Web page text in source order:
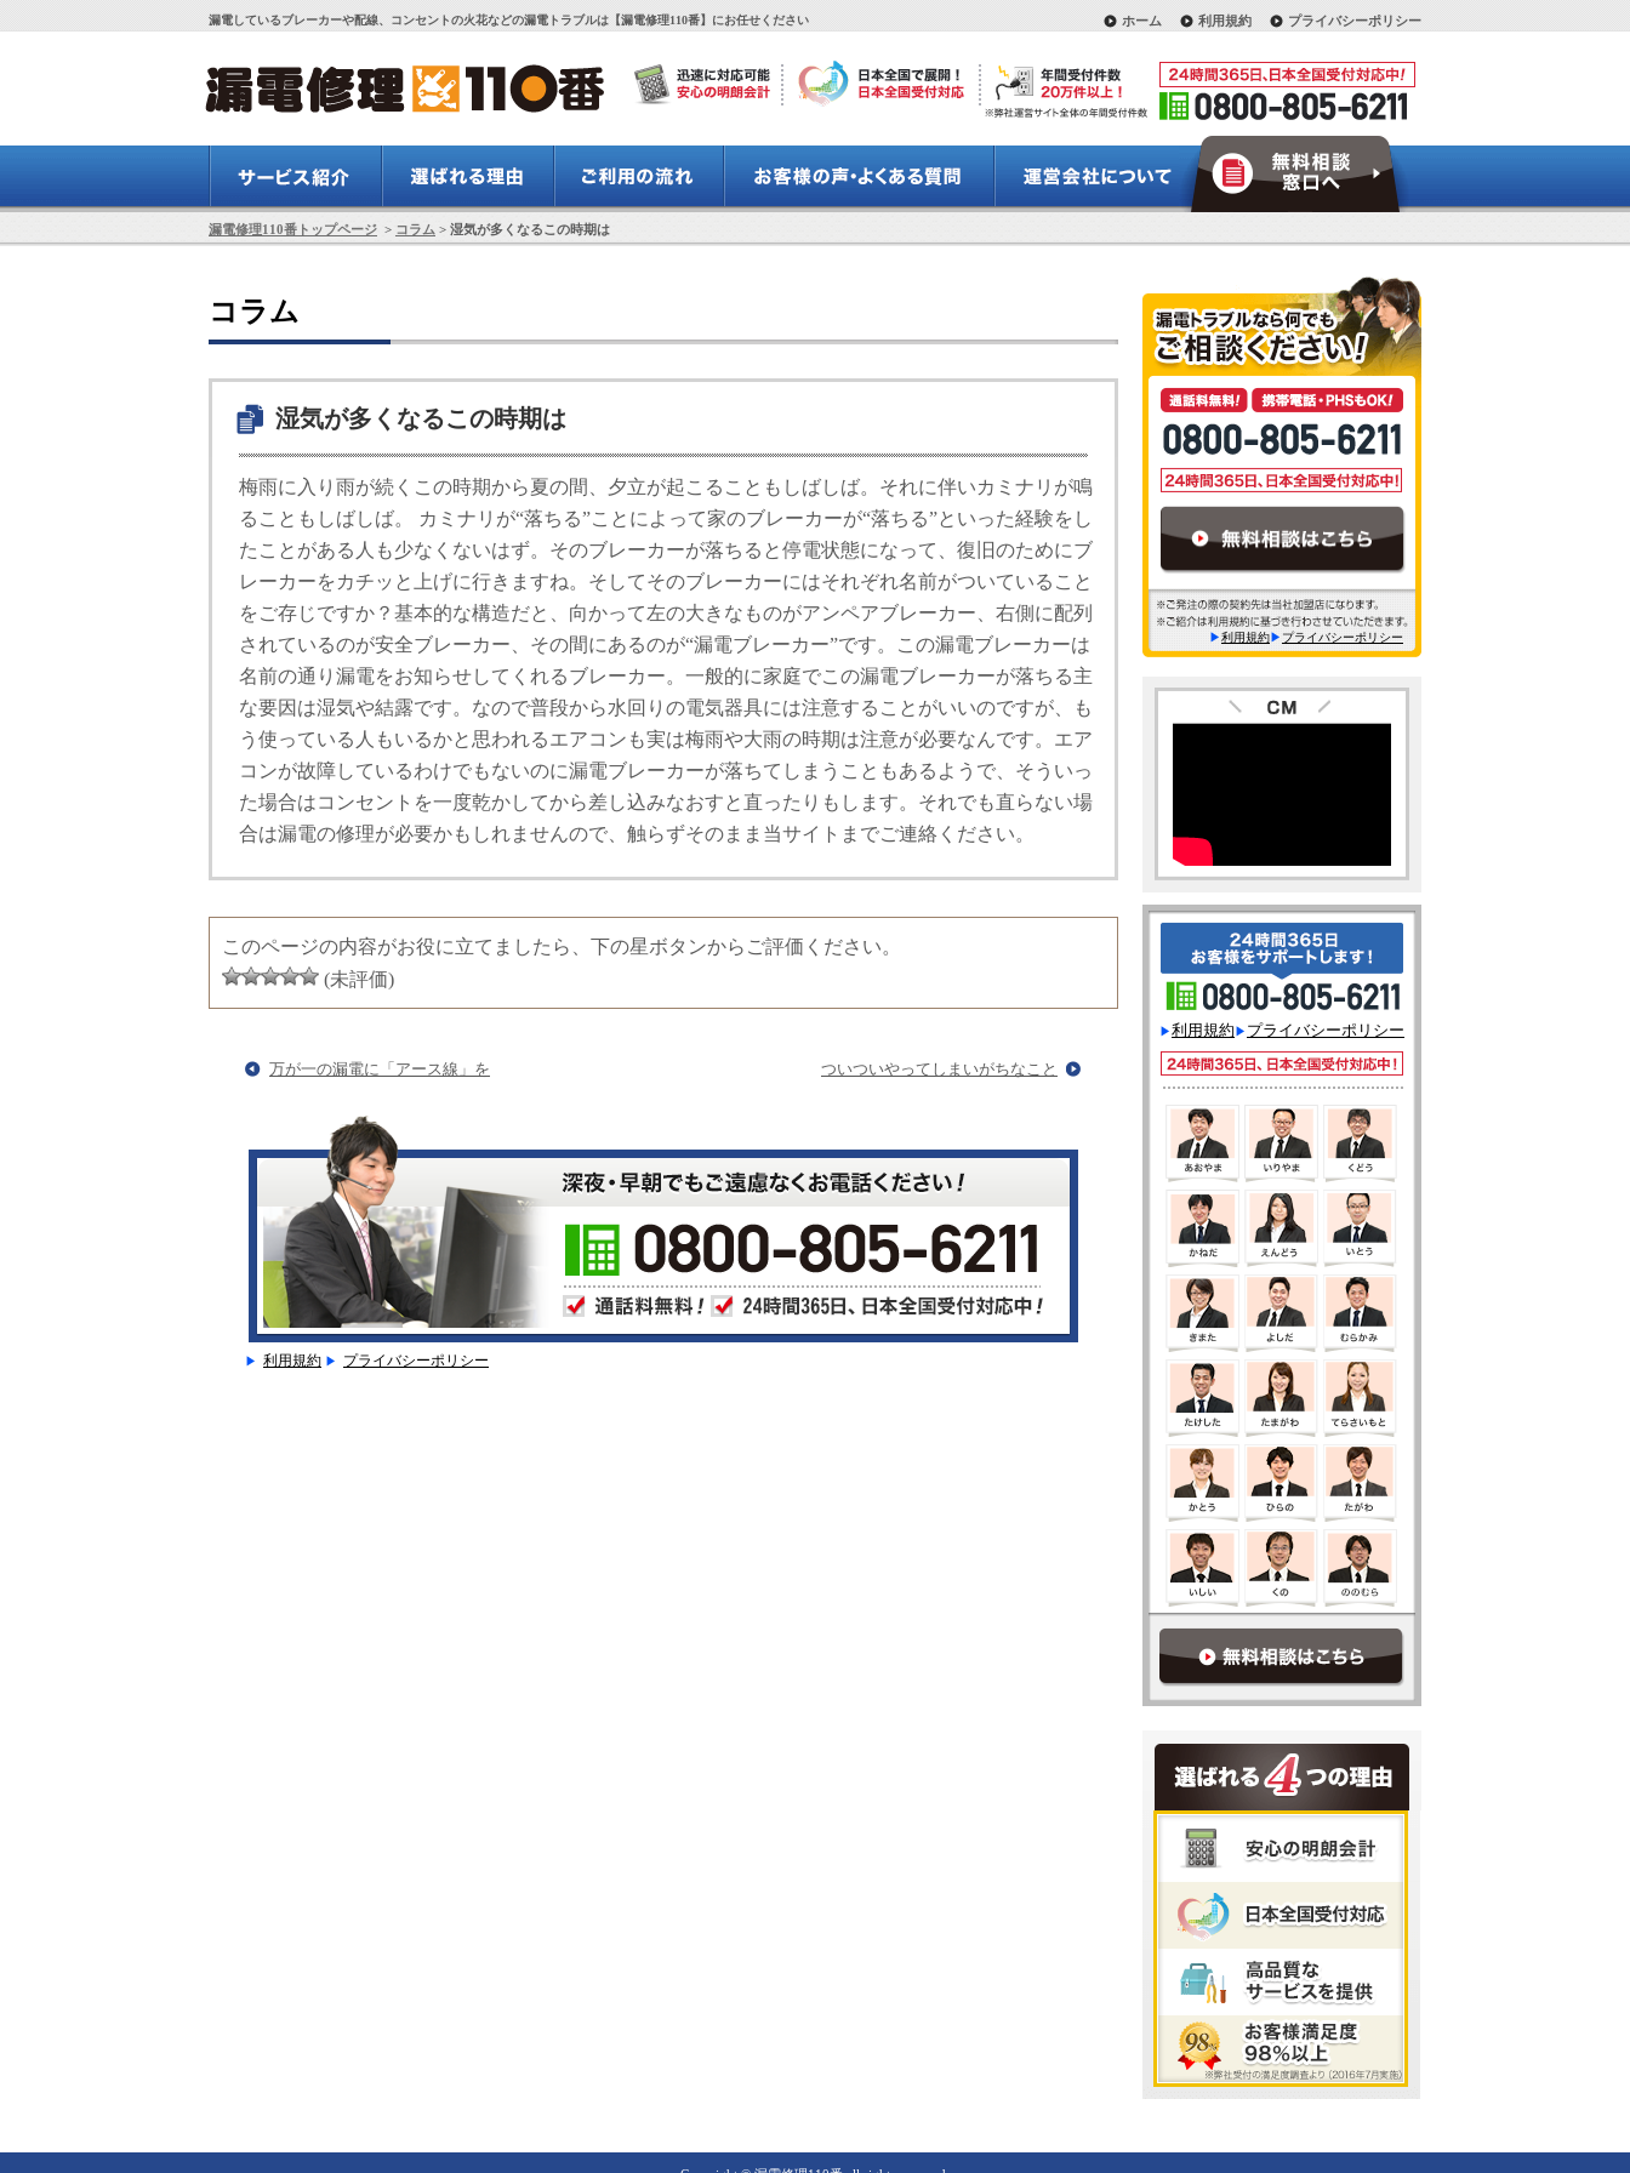
漏電しているブレーカーや配線、コンセントの火花などの漏電トラブルは【漏電修理110番】にお任せください プライバシーポリシー
利用規約
ホーム
漏電修理110番トップページ > コラム > 湿気が多くなるこの時期は
コラム
湿気が多くなるこの時期は
梅雨に入り雨が続くこの時期から夏の間、夕立が起こることもしばしば。それに伴いカミナリが鳴
ることもしばしば。
カミナリが“落ちる”ことによって家のブレーカーが“落ちる”といった経験をし
たことがある人も少なくないはず。そのブレーカーが落ちると停電状態になって、復旧のためにブ
レーカーをカチッと上げに行きますね。そしてそのブレーカーにはそれぞれ名前がついていること
をご存じですか？基本的な構造だと、向かって左の大きなものがアンペアブレーカー、右側に配列
されているのが安全ブレーカー、その間にあるのが“漏電ブレーカー”です。この漏電ブレーカーは
名前の通り漏電をお知らせしてくれるブレーカー。一般的に家庭でこの漏電ブレーカーが落ちる主
な要因は湿気や結露です。なので普段から水回りの電気器具には注意することがいいのですが、も
う使っている人もいるかと思われるエアコンも実は梅雨や大雨の時期は注意が必要なんです。エア
コンが故障しているわけでもないのに漏電ブレーカーが落ちてしまうこともあるようで、そういっ
た場合はコンセントを一度乾かしてから差し込みなおすと直ったりもします。それでも直らない場
合は漏電の修理が必要かもしれませんので、触らずそのまま当サイトまでご連絡ください。
このページの内容がお役に立てましたら、下の星ボタンからご評価ください。
(未評価)
万が一の漏電に「アース線」を ついついやってしまいがちなこと
利用規約 プライバシーポリシー
利用規約 プライバシーポリシー
利用規約 プライバシーポリシー